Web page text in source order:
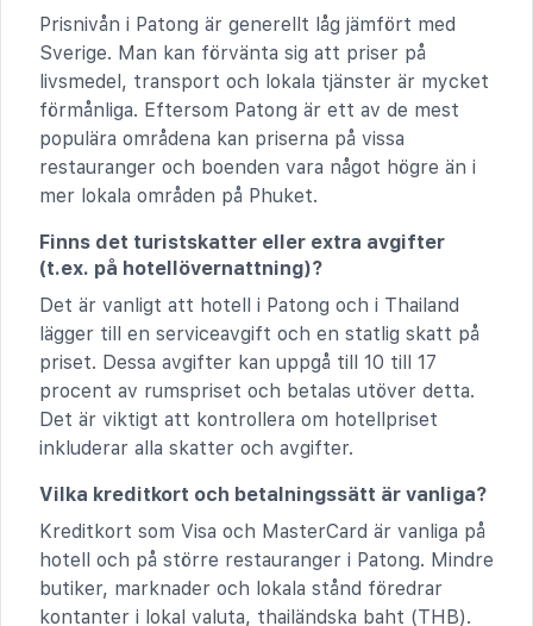
Prisnivån i Patong är generellt låg jämfört med
Sverige. Man kan förvänta sig att priser på
livsmedel, transport och lokala tjänster är mycket
förmånliga. Eftersom Patong är ett av de mest
populära områdena kan priserna på vissa
restauranger och boenden vara något högre än i
mer lokala områden på Phuket.
Finns det turistskatter eller extra avgifter
(t.ex. på hotellövernattning)?
Det är vanligt att hotell i Patong och i Thailand
lägger till en serviceavgift och en statlig skatt på
priset. Dessa avgifter kan uppgå till 10 till 17
procent av rumspriset och betalas utöver detta.
Det är viktigt att kontrollera om hotellpriset
inkluderar alla skatter och avgifter.
Vilka kreditkort och betalningssätt är vanliga?
Kreditkort som Visa och MasterCard är vanliga på
hotell och på större restauranger i Patong. Mindre
butiker, marknader och lokala stånd föredrar
kontanter i lokal valuta, thailändska baht (THB).